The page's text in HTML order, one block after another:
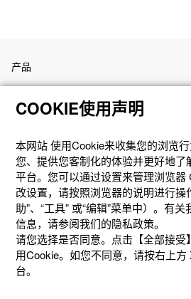
产品
客户支持
资讯
社交媒体
COOKIE使用声明
本网站 使⽤Cookie来收集您的浏览
您、提供您客制化的体验并更好地了
平台。您可以通过设置来管理浏览器
改设置，请按照浏览器的说明进⾏操
助”、“⼯具” 或“编辑”菜单中）。有
信息，请参阅我们的隐私政策。
请您选择是否同意。点击【全部接
用Cookie。如您不同意，请按右上
台。